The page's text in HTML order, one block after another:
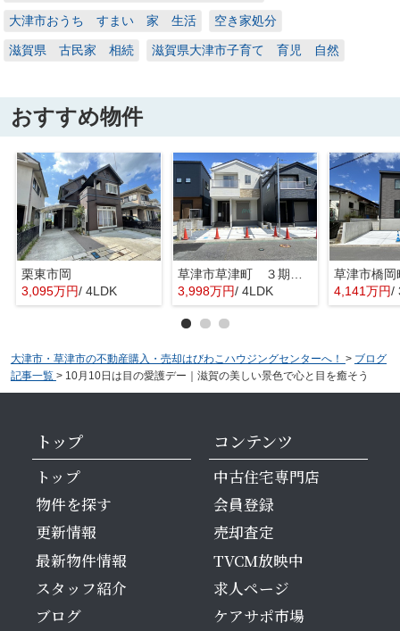
大津市おうち すまい 家 生活 空き家処分
滋賀県 古民家 相続 滋賀県大津市子育て 育児 自然
おすすめ物件
栗東市岡
3,095万円/ 4LDK
3,998万円/ 4LDK 4,141万円/
大津市・草津市の不動産購入・売却はびわこハウジングセンターへ！ > ブログ
記事一覧 > 10月10日は目の愛護デー｜滋賀の美しい景色で心と目を癒そう
トップ
トップ
物件を探す
更新情報
最新物件情報
スタッフ紹介
ブログ
コンテンツ
中古住宅専門店
会員登録
売却査定
TVCM放映中
求人ページ
ケアサポ市場